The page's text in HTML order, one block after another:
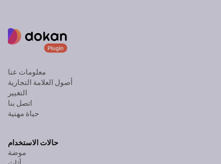
معلومات عنا
أصول العلامة التجارية
التغيير
اتصل بنا
حياة مهنية
حالات الاستخدام
موضة